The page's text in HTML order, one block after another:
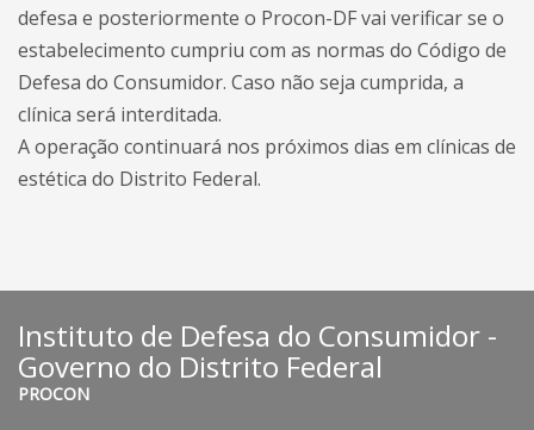
defesa e posteriormente o Procon-DF vai verificar se o
estabelecimento cumpriu com as normas do Código de
Defesa do Consumidor. Caso não seja cumprida, a
clínica será interditada.
A operação continuará nos próximos dias em clínicas de
estética do Distrito Federal.
Instituto de Defesa do Consumidor -
Governo do Distrito Federal
PROCON